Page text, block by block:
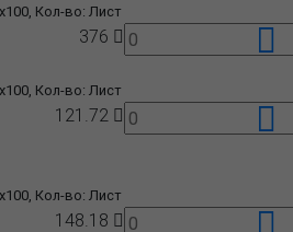
Кол-во: Лист
Кол-во: Лист
376
Кол-во: Лист
121.72
148.18